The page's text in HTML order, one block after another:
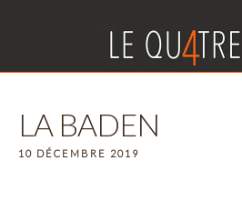
LA BADEN
10 DÉCEMBRE 2019